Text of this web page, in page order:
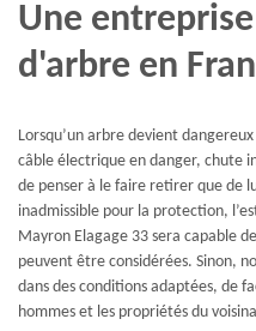
Une
d'arbre en
Lorsqu’un arbre devient
câble électrique en danger, chute
de penser à le faire retirer que de
inadmissible pour la protection,
Mayron Elagage 33 sera capable
peuvent être considérées. Sinon,
dans des conditions adaptées, de
hommes et les propriétés du